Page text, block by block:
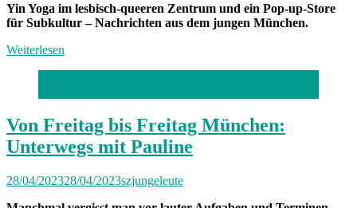
Yin Yoga im lesbisch-queeren Zentrum und ein Pop-up-Store
für Subkultur – Nachrichten aus dem jungen München.
Weiterlesen
Von Freitag bis Freitag München:
Unterwegs mit Pauline
28/04/202328/04/2023szjungeleute